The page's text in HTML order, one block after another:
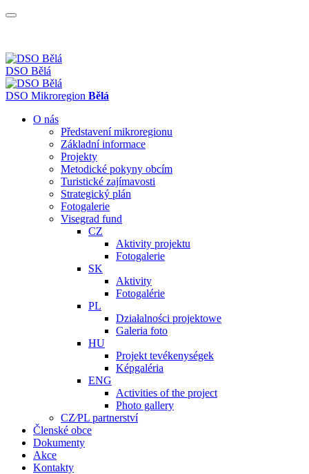
DSO Bělá
DSO Mikroregion Bělá
O nás
Představení mikroregionu
Základní informace
Projekty
Metodické pokyny obcím
Turistické zajímavosti
Strategický plán
Fotogalerie
Visegrad fund
CZ
Aktivity projektu
Fotogalerie
SK
Aktivity
Fotogalérie
PL
Działalności projektowe
Galeria foto
HU
Projekt tevékenységek
Képgaléria
ENG
Activities of the project
Photo gallery
CZ⁄PL partnerství
Členské obce
Dokumenty
Akce
Kontakty